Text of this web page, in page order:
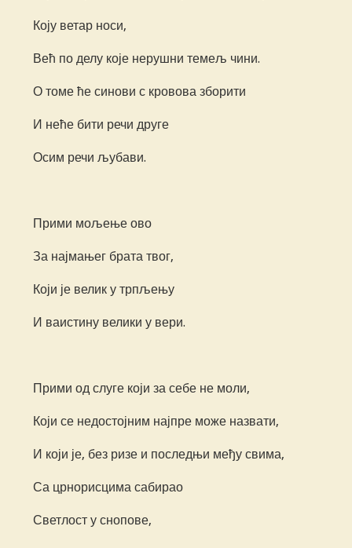
Коју ветар носи,
Већ по делу које нерушни темељ чини.
О томе ће синови с кровова зборити
И неће бити речи друге
Осим речи љубави.
Прими мољење ово
За најмањег брата твог,
Који је велик у трпљењу
И ваистину велики у вери.
Прими од слуге који за себе не моли,
Који се недостојним најпре може назвати,
И који је, без ризе и последњи међу свима,
Са црнорисцима сабирао
Светлост у снопове,